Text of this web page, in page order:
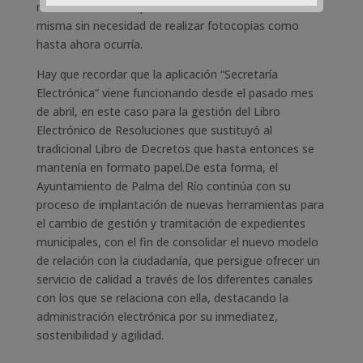
miembros de la Corporación tendrán acceso a la
misma sin necesidad de realizar fotocopias como
hasta ahora ocurría.
Hay que recordar que la aplicación “Secretaría
Electrónica” viene funcionando desde el pasado mes
de abril, en este caso para la gestión del Libro
Electrónico de Resoluciones que sustituyó al
tradicional Libro de Decretos que hasta entonces se
mantenía en formato papel.De esta forma, el
Ayuntamiento de Palma del Río continúa con su
proceso de implantación de nuevas herramientas para
el cambio de gestión y tramitación de expedientes
municipales, con el fin de consolidar el nuevo modelo
de relación con la ciudadanía, que persigue ofrecer un
servicio de calidad a través de los diferentes canales
con los que se relaciona con ella, destacando la
administración electrónica por su inmediatez,
sostenibilidad y agilidad.